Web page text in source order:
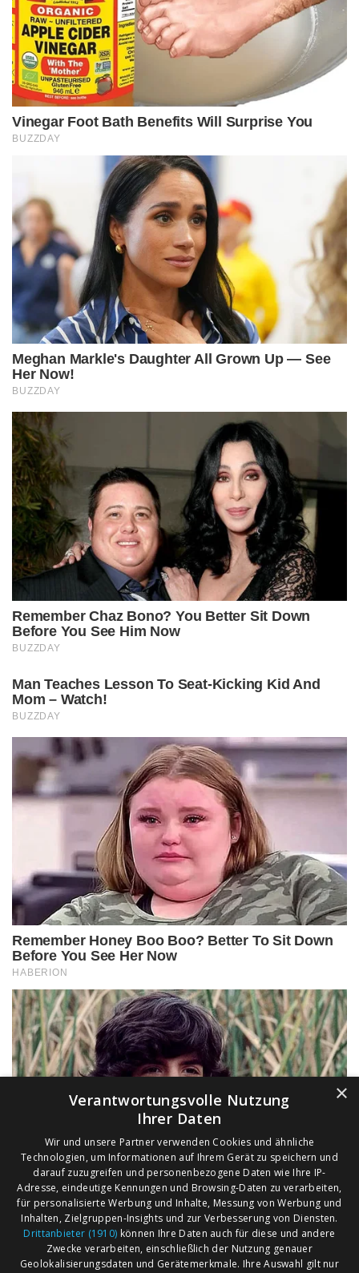
×
Verantwortungsvolle Nutzung
Ihrer Daten
Wir und unsere Partner verwenden Cookies und ähnliche
Technologien, um Informationen auf Ihrem Gerät zu speichern und
darauf zuzugreifen und personenbezogene Daten wie Ihre IP-
Adresse, eindeutige Kennungen und Browsing-Daten zu verarbeiten,
für personalisierte Werbung und Inhalte, Messung von Werbung und
Inhalten, Zielgruppen-Insights und zur Verbesserung von Diensten.
Drittanbieter (1910) können Ihre Daten auch für diese und andere
Zwecke verarbeiten, einschließlich der Nutzung genauer
Geolokalisierungsdaten und Gerätemerkmale. Ihre Auswahl gilt nur